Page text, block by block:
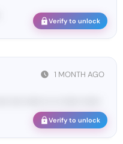
Verify to unlock
1 MONTH AGO
Verify to unlock